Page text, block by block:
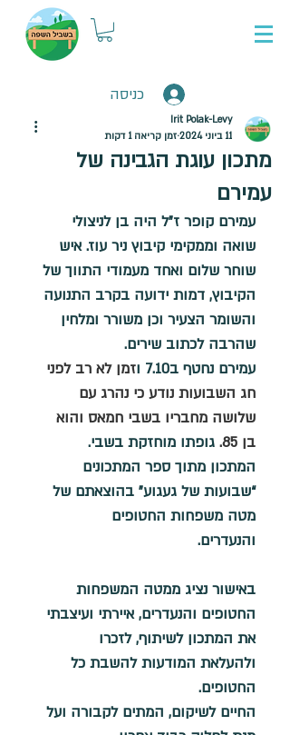
כניסה
מתכון עוגת הגבינה של
עמירם
Irit Polak-Levy
11 ביוני 2024
זמן קריאה 1 דקות
עמירם קופר ז”ל היה בן לניצולי
שואה וממקימי קיבוץ ניר עוז. איש
שוחר שלום ואחד מעמודי התווך של
הקיבוץ, דמות ידועה בקרב התנועה
והשומר הצעיר וכן משורר ומלחין
שהרבה לכתוב שירים.
עמירם נחטף ב7.10 ו
זמן לא רב לפני
חג השבועות נודע כי נהרג עם
שלושה מחבריו בשבי חמאס והוא
בן 85.
גופתו מוחזקת בשבי.
המתכון מתוך ספר המתכונים
“שבועות של געגוע” בהוצאתם של
מטה משפחות החטופים
והנעדרים.
באישור נציג ממטה המשפחות
החטופים והנעדרים, איירתי ועיצבתי
את המתכון לשיתוף, לזכרו
ולהעלאת המודעות להשבת כל
החטופים.
החיים לשיקום, המתים לקבורה ועל